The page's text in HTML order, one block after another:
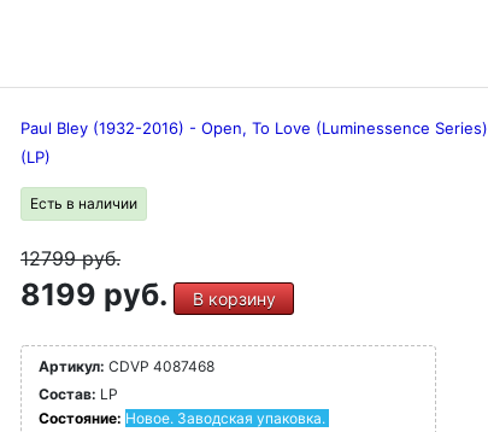
Paul Bley (1932-2016) - Open, To Love (Luminessence Series)
(LP)
Есть в наличии
12799руб.
8199 руб. В корзину
Артикул: CDVP 4087468
Состав: LP
Состояние: Новое. Заводская упаковка.